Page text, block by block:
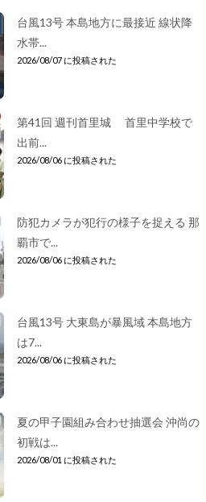
台風13号 本島地方に最接近 線状降
水帯...
2026/08/07 に投稿された
第41回 週刊首里城 首里中学校で
出前...
2026/08/06 に投稿された
防犯カメラが犯行の様子を捉える 那
覇市で...
2026/08/06 に投稿された
台風13号 大東島が暴風域 本島地方
は7...
2026/08/06 に投稿された
夏の甲子園組み合わせ抽選会 沖尚の
初戦は...
2026/08/01 に投稿された